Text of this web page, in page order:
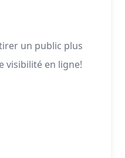
un public plus
visibilité en ligne!